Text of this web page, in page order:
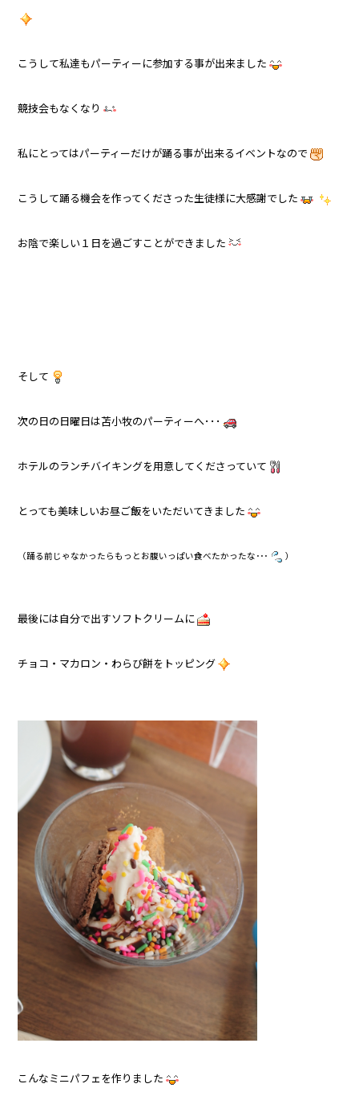
こうして私達もパーティーに参加する事が出来ました
競技会もなくなり
私にとってはパーティーだけが踊る事が出来るイベントなので
こうして踊る機会を作ってくださった生徒様に大感謝でした
お陰で楽しい１日を過ごすことができました
そして
次の日の日曜日は苫小牧のパーティーへ･･･
ホテルのランチバイキングを用意してくださっていて
とっても美味しいお昼ご飯をいただいてきました
（踊る前じゃなかったらもっとお腹いっぱい食べたかったな･･･ ）
最後には自分で出すソフトクリームに
チョコ・マカロン・わらび餅をトッピング
こんなミニパフェを作りました